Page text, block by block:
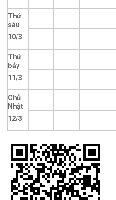
Thứ
sáu
10/3
Thứ
bảy
11/3
Chủ
Nhật
12/3